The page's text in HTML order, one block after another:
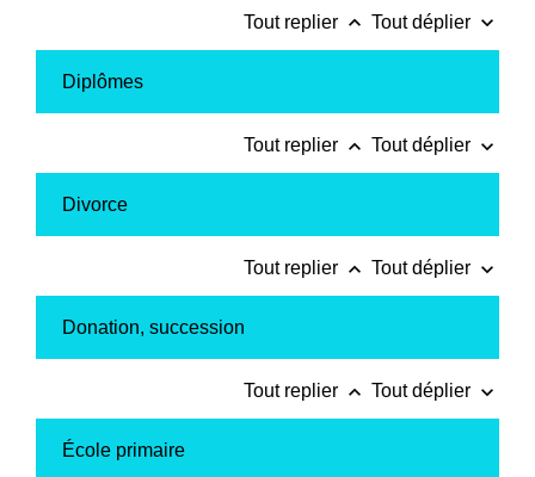
Tout replier keyboard_arrow_up Tout déplier keyboard_arrow_down
Diplômes
Tout replier keyboard_arrow_up Tout déplier keyboard_arrow_down
Divorce
Tout replier keyboard_arrow_up Tout déplier keyboard_arrow_down
Donation, succession
Tout replier keyboard_arrow_up Tout déplier keyboard_arrow_down
École primaire